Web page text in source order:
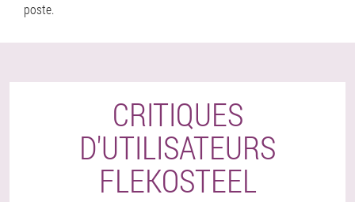
poste.
CRITIQUES
D'UTILISATEURS
FLEKOSTEEL